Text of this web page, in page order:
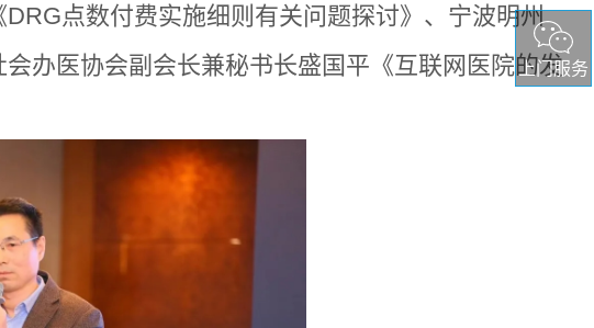
上门服务
DRG点数付费实施细则有关问题探讨》、宁波明州
办医协会副会长兼秘书长盛国平《互联网医院的发